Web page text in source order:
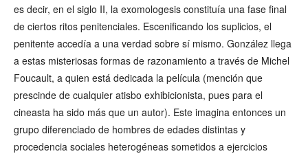
es decir, en el siglo II, la exomologesis constituía una fase final
de ciertos ritos penitenciales. Escenificando los suplicios, el
penitente accedía a una verdad sobre sí mismo. González llega
a estas misteriosas formas de razonamiento a través de Michel
Foucault, a quien está dedicada la película (mención que
prescinde de cualquier atisbo exhibicionista, pues para el
cineasta ha sido más que un autor). Este imagina entonces un
grupo diferenciado de hombres de edades distintas y
procedencia sociales heterogéneas sometidos a ejercicios